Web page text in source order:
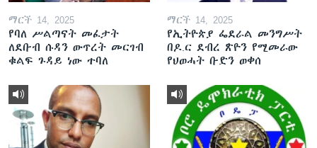
ማርች 14, 2025
የባለ ሥልጣናት መፈታት
ለደቡብ ሱዳን ውጥረት መርገብ
ቁልፍ ጉዳይ ነው ተባለ
ማርች 14, 2025
የኢትዮጵያ ፌደራል መንግሥት
በዶ.ር ደብረ ጽዮን የሚመራው
የህወሓት ቡድን ወቀሰ